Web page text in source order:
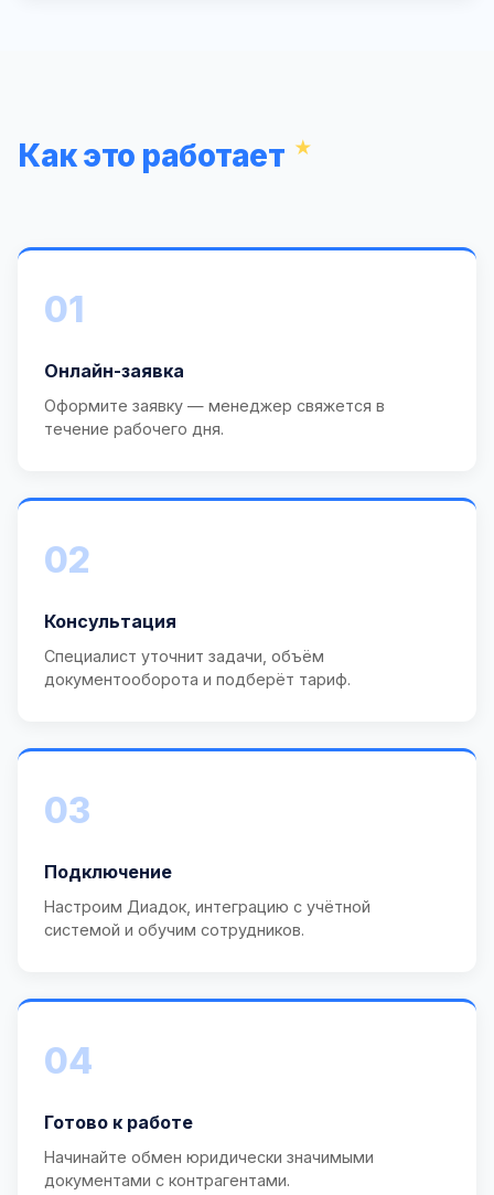
Как это работает
01
Онлайн-заявка
Оформите заявку — менеджер свяжется в
течение рабочего дня.
02
Консультация
Специалист уточнит задачи, объём
документооборота и подберёт тариф.
03
Подключение
Настроим Диадок, интеграцию с учётной
системой и обучим сотрудников.
04
Готово к работе
Начинайте обмен юридически значимыми
документами с контрагентами.